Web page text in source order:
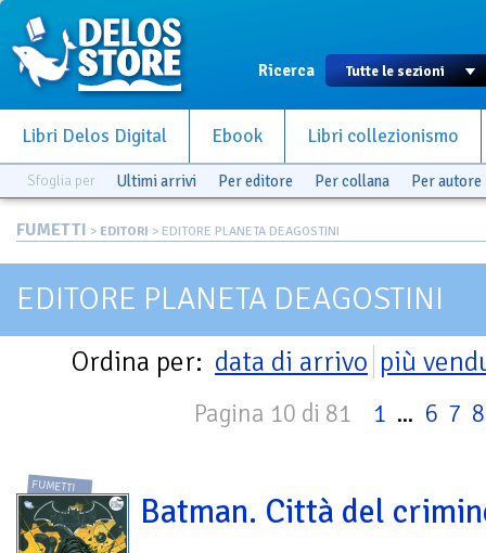
Ricerca
Libri Delos Digital Ebook Libri collezionismo
Sfoglia per Ultimi arrivi Per editore Per collana Per autore
FUMETTI > EDITORI > EDITORE PLANETA DEAGOSTINI
EDITORE PLANETA DEAGOSTINI
Ordina per: data di arrivo più
Pagina 10 di 81 1 ... 6 7 8
FUMETTI
Batman. Città del